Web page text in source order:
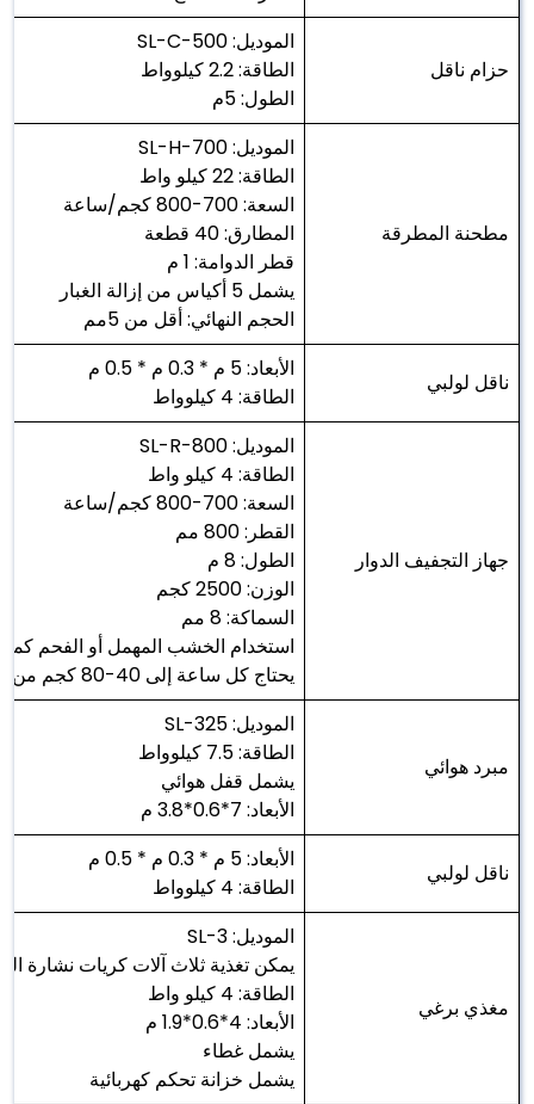
حزام ناقل
الموديل: SL-C-500
الطاقة: 2.2 كيلوواط
الطول: 5م
مطحنة المطرقة
الموديل: SL-H-700
الطاقة: 22 كيلو واط
السعة: 700-800 كجم/ساعة
المطارق: 40 قطعة
قطر الدوامة: 1 م
يشمل 5 أكياس من إزالة الغبار
الحجم النهائي: أقل من 5مم
ناقل لولبي
الأبعاد: 5 م * 0.3 م * 0.5 م
الطاقة: 4 كيلوواط
جهاز التجفيف الدوار
الموديل: SL-R-800
الطاقة: 4 كيلو واط
السعة: 700-800 كجم/ساعة
القطر: 800 مم
الطول: 8 م
الوزن: 2500 كجم
السماكة: 8 مم
استخدام الخشب المهمل أو الفحم
يحتاج كل ساعة إلى 40-80 كجم من مصدر التدفئة
مبرد هوائي
الموديل: SL-325
الطاقة: 7.5 كيلوواط
يشمل قفل هوائي
الأبعاد: 7*0.6*3.8 م
ناقل لولبي
الأبعاد: 5 م * 0.3 م * 0.5 م
الطاقة: 4 كيلوواط
مغذي برغي
الموديل: SL-3
يمكن تغذية ثلاث آلات كريات نشارة
الطاقة: 4 كيلو واط
الأبعاد: 4*0.6*1.9 م
يشمل غطاء
يشمل خزانة تحكم كهربائية